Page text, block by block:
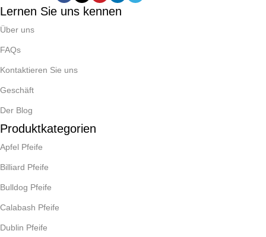
Lernen Sie uns kennen
Über uns
FAQs
Kontaktieren Sie uns
Geschäft
Der Blog
Produktkategorien
Apfel Pfeife
Billiard Pfeife
Bulldog Pfeife
Calabash Pfeife
Dublin Pfeife